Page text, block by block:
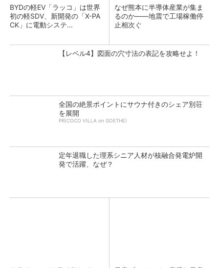
BYDの軽EV「ラッコ」は世界
初の軽SDV、新開発の「X-PA
CK」に電動システ...
なぜ熊本に半導体産業が集ま
るのか――地震で工場稼働停
止相次ぐ
【レベル4】図面の穴寸法の表記を攻略せよ！
全国の絶景ポイントにサウナ付きのシェア別荘
を展開
PR(COCO VILLA on GOETHE)
定年退職した理系シニア人材が核融合発電炉開
発で活躍、なぜ？